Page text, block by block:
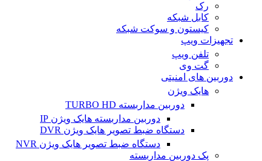
رک
کابل شبکه
کیستون و سوکت شبکه
تجهیزات ویپ
تلفن ویپ
گت وی
دوربین های امنیتی
هایک ویژن
دوربین مداربسته TURBO HD
دوربین مداربسته هایک ویژن IP
دستگاه ضبط تصویر هایک ویژن DVR
دستگاه ضبط تصویر هایک ویژن NVR
پک دوربین مداربسته